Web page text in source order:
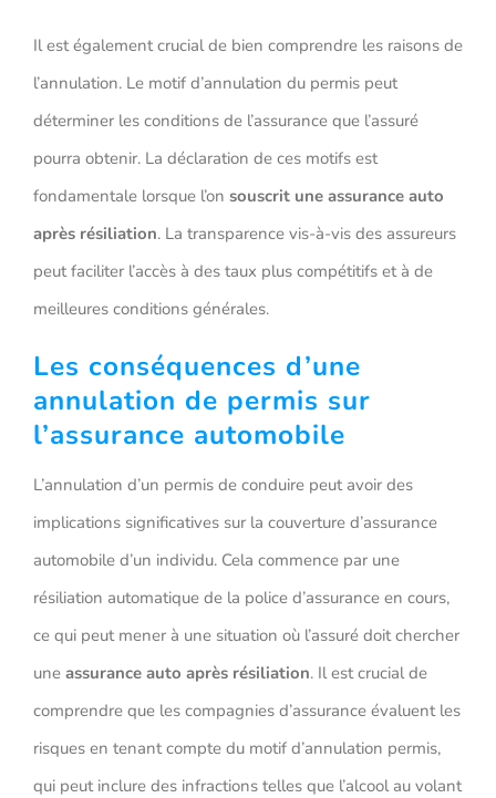
Il est également crucial de bien comprendre les raisons de
l’annulation. Le motif d’annulation du permis peut
déterminer les conditions de l’assurance que l’assuré
pourra obtenir. La déclaration de ces motifs est
fondamentale lorsque l’on souscrit une assurance auto
après résiliation. La transparence vis-à-vis des assureurs
peut faciliter l’accès à des taux plus compétitifs et à de
meilleures conditions générales.
Les conséquences d’une
annulation de permis sur
l’assurance automobile
L’annulation d’un permis de conduire peut avoir des
implications significatives sur la couverture d’assurance
automobile d’un individu. Cela commence par une
résiliation automatique de la police d’assurance en cours,
ce qui peut mener à une situation où l’assuré doit chercher
une assurance auto après résiliation. Il est crucial de
comprendre que les compagnies d’assurance évaluent les
risques en tenant compte du motif d’annulation permis,
qui peut inclure des infractions telles que l’alcool au volant